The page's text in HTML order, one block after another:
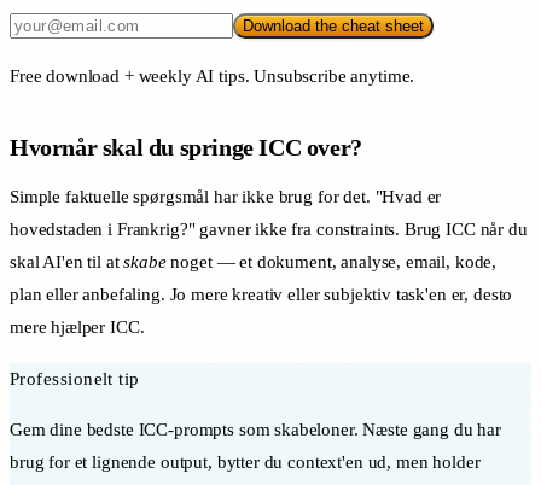
Download the cheat sheet
Free download + weekly AI tips. Unsubscribe anytime.
Hvornår skal du springe ICC over?
Simple faktuelle spørgsmål har ikke brug for det. "Hvad er
hovedstaden i Frankrig?" gavner ikke fra constraints. Brug ICC når du
skal AI'en til atskabenoget — et dokument, analyse, email, kode,
plan eller anbefaling. Jo mere kreativ eller subjektiv task'en er, desto
mere hjælper ICC.
Professionelt tip
Gem dine bedste ICC-prompts som skabeloner. Næste gang du har
brug for et lignende output, bytter du context'en ud, men holder